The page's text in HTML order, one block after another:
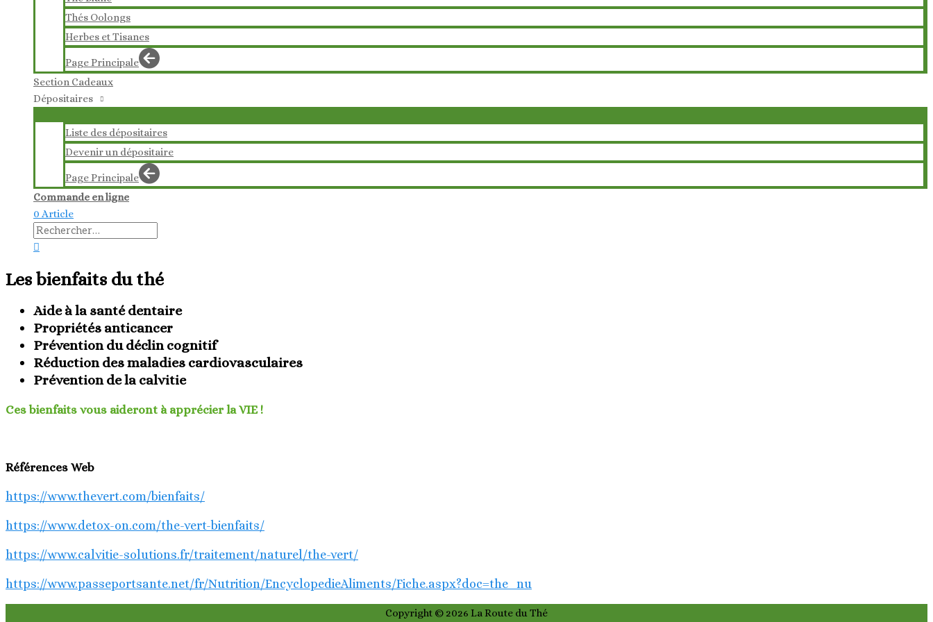
Thés Oolongs
Herbes et Tisanes
Page Principale
Section Cadeaux
Dépositaires
Liste des dépositaires
Devenir un dépositaire
Page Principale
Commande en ligne
0 Article
Rechercher :
Les bienfaits du thé
Aide à la santé dentaire
Propriétés anticancer
Prévention du déclin cognitif
Réduction des maladies cardiovasculaires
Prévention de la calvitie
Ces bienfaits vous aideront à apprécier la VIE !
Références Web
https://www.thevert.com/bienfaits/
https://www.detox-on.com/the-vert-bienfaits/
https://www.calvitie-solutions.fr/traitement/naturel/the-vert/
https://www.passeportsante.net/fr/Nutrition/EncyclopedieAliments/Fiche.aspx?doc=the_nu
Copyright © 2026 La Route du Thé